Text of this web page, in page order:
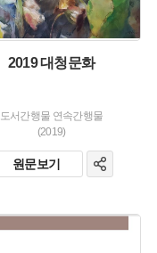
2019 대청문화
도서간행물 연속간행물
(2019)
원문보기